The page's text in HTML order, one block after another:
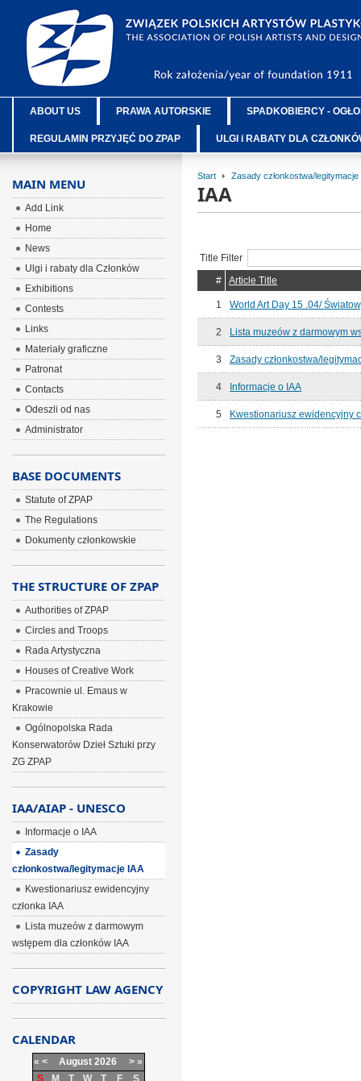
ABOUT US PRAWA AUTORSKIE SPADKOBIERCY -
REGULAMIN PRZYJĘĆ DO ZPAP ULGI i RABATY DLA
Start Zasady członkostwa/legitymacje
IAA
Title Filter
#
Article Title
1 World Art Day 15 .04/
2 Lista muzeów z darmowym
3 Zasady członkostwa/
4 Informacje o IAA
5 Kwestionariusz ewidencyjny
MAIN MENU
Add Link
Home
News
Ulgi i rabaty dla Członków
Exhibitions
Contests
Links
Materiały graficzne
Patronat
Contacts
Odeszli od nas
Administrator
BASE DOCUMENTS
Statute of ZPAP
The Regulations
Dokumenty członkowskie
THE STRUCTURE OF ZPAP
Authorities of ZPAP
Circles and Troops
Rada Artystyczna
Houses of Creative Work
Pracownie ul. Emaus w
Krakowie
Ogólnopolska Rada
Konserwatorów Dzieł Sztuki przy
ZG ZPAP
IAA/AIAP - UNESCO
Informacje o IAA
Zasady
członkostwa/legitymacje IAA
Kwestionariusz ewidencyjny
członka IAA
Lista muzeów z darmowym
wstępem dla członków IAA
COPYRIGHT LAW AGENCY
CALENDAR
« < August 2026 > »
S
M T W T F
S